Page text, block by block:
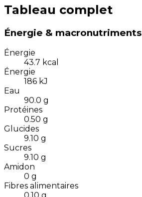
Tableau complet
Énergie & macronutriments
Énergie
43.7 kcal
Énergie
186 kJ
Eau
90.0 g
Protéines
0.50 g
Glucides
9.10 g
Sucres
9.10 g
Amidon
0 g
Fibres alimentaires